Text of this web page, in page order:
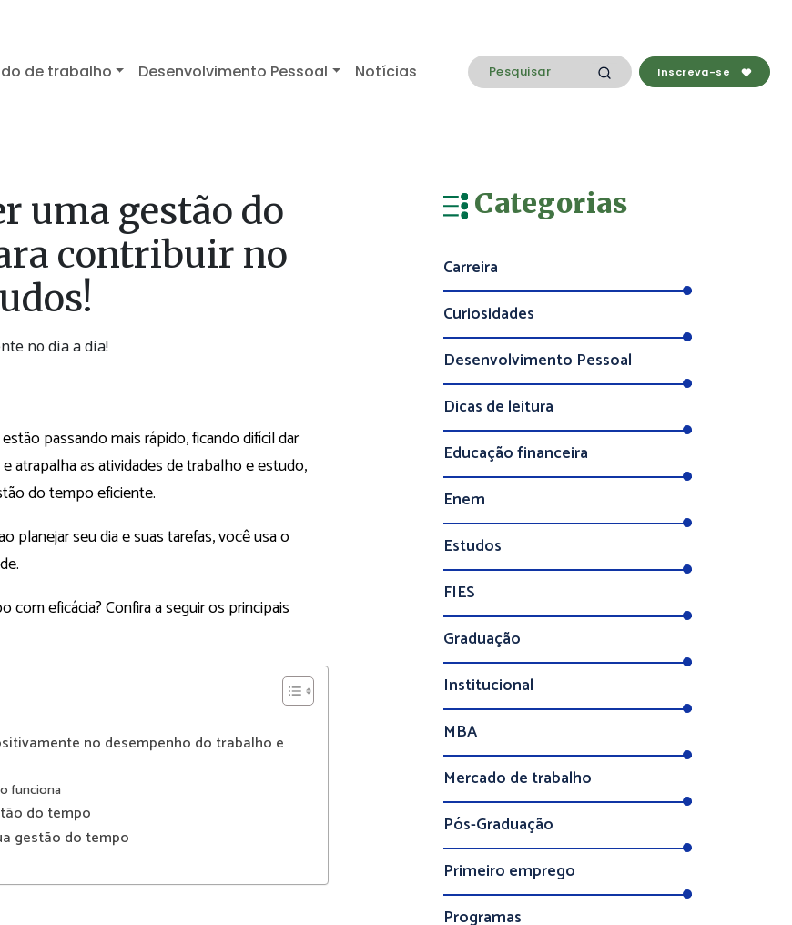
de trabalho Desenvolvimento Pessoal Notícias Inscreva-se
uma gestão do
contribuir no
no dia a dia!
passando mais rápido, ficando difícil dar
atrapalha as atividades de trabalho e estudo,
do tempo eficiente.
planejar seu dia e suas tarefas, você usa o
com eficácia? Confira a seguir os principais
no desempenho do trabalho e
funciona
do tempo
gestão do tempo
Categorias
Carreira
Curiosidades
Desenvolvimento Pessoal
Dicas de leitura
Educação financeira
Enem
Estudos
FIES
Graduação
Institucional
MBA
Mercado de trabalho
Pós-Graduação
Primeiro emprego
Programas